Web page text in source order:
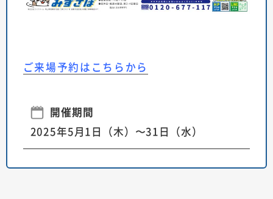
ご来場予約はこちらから
開催期間
2025年5月1日（木）〜31日（水）